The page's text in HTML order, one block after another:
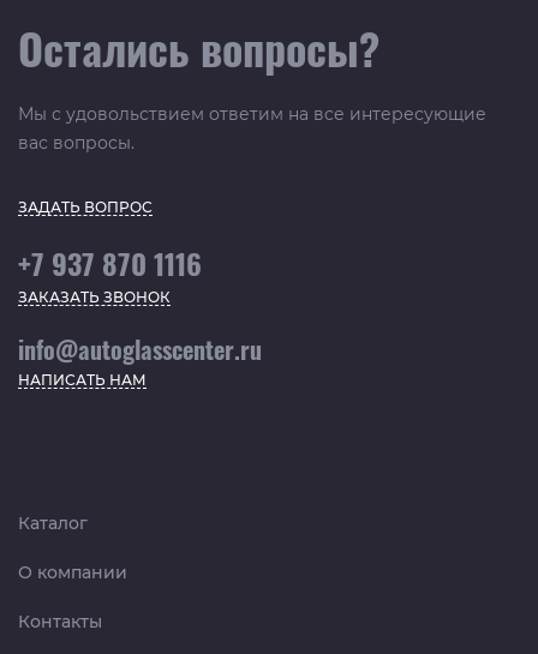
Остались вопросы?
Мы с удовольствием ответим на все интересующие
вас вопросы.
ЗАДАТЬ ВОПРОС
+7 937 870 1116
ЗАКАЗАТЬ ЗВОНОК
info@autoglasscenter.ru
НАПИСАТЬ НАМ
Каталог
О компании
Контакты